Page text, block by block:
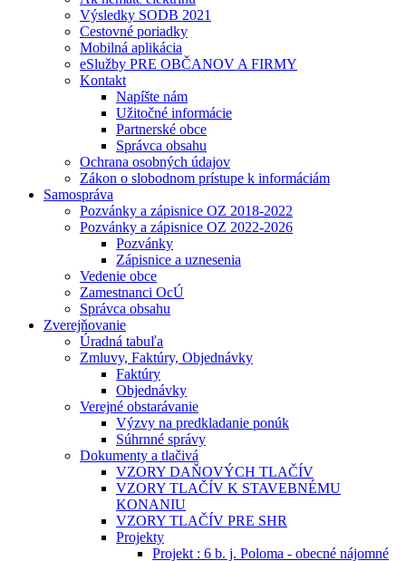
Výsledky SODB 2021
Cestovné poriadky
Mobilná aplikácia
eSlužby PRE OBČANOV A FIRMY
Kontakt
Napíšte nám
Užitočné informácie
Partnerské obce
Správca obsahu
Ochrana osobných údajov
Zákon o slobodnom prístupe k informáciám
Samospráva
Pozvánky a zápisnice OZ 2018-2022
Pozvánky a zápisnice OZ 2022-2026
Pozvánky
Zápisnice a uznesenia
Vedenie obce
Zamestnanci OcÚ
Správca obsahu
Zverejňovanie
Úradná tabuľa
Zmluvy, Faktúry, Objednávky
Faktúry
Objednávky
Verejné obstarávanie
Výzvy na predkladanie ponúk
Súhrnné správy
Dokumenty a tlačivá
VZORY DAŇOVÝCH TLAČÍV
VZORY TLAČÍV K STAVEBNÉMU
KONANIU
VZORY TLAČÍV PRE SHR
Projekty
Projekt : 6 b. j. Poloma - obecné nájomné